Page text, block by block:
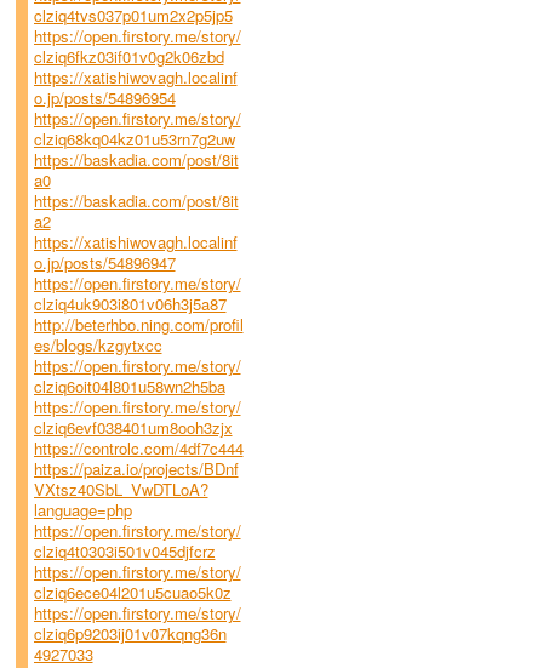
clziq4tvs037p01um2x2p5jp5
https://open.firstory.me/story/
clziq6fkz03if01v0g2k06zbd
https://xatishiwovagh.localinf
o.jp/posts/54896954
https://open.firstory.me/story/
clziq68kq04kz01u53rn7g2uw
https://baskadia.com/post/8it
a0
https://baskadia.com/post/8it
a2
https://xatishiwovagh.localinf
o.jp/posts/54896947
https://open.firstory.me/story/
clziq4uk903i801v06h3j5a87
http://beterhbo.ning.com/profil
es/blogs/kzgytxcc
https://open.firstory.me/story/
clziq6oit04l801u58wn2h5ba
https://open.firstory.me/story/
clziq6evf038401um8ooh3zjx
https://controlc.com/4df7c444
https://paiza.io/projects/BDnf
VXtsz40SbL_VwDTLoA?
language=php
https://open.firstory.me/story/
clziq4t0303i501v045djfcrz
https://open.firstory.me/story/
clziq6ece04l201u5cuao5k0z
https://open.firstory.me/story/
clziq6p9203ij01v07kqng36n
4927033